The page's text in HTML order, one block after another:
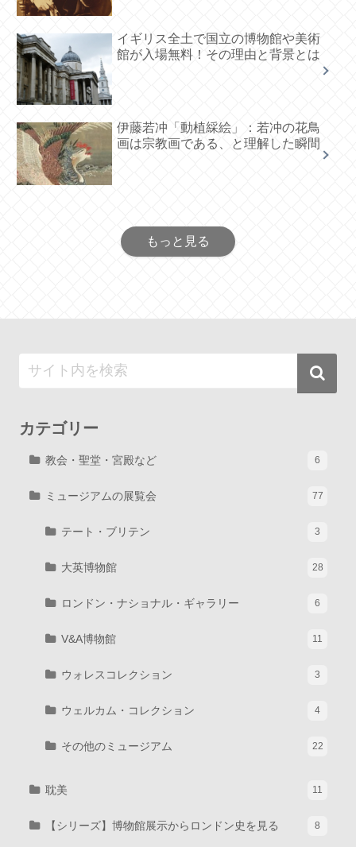
イギリス全土で国立の博物館や美術
館が入場無料！その理由と背景とは
伊藤若冲「動植綵絵」：若冲の花鳥
画は宗教画である、と理解した瞬間
もっと見る
カテゴリー
教会・聖堂・宮殿など 6
ミュージアムの展覧会 77
テート・ブリテン 3
大英博物館 28
ロンドン・ナショナル・ギャラリー 6
V&A博物館 11
ウォレスコレクション 3
ウェルカム・コレクション 4
その他のミュージアム 22
耽美 11
【シリーズ】博物館展示からロンドン史を見る 8